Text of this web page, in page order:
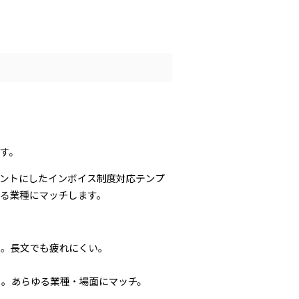
。
トにしたインボイス制度対応テンプ
業種にマッチします。
長文でも疲れにくい。
あらゆる業種・場面にマッチ。